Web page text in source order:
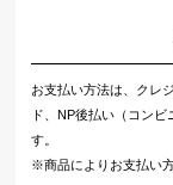
お支払い方法は、クレ
ド、NP後払い（コン
す。
※商品によりお支払い